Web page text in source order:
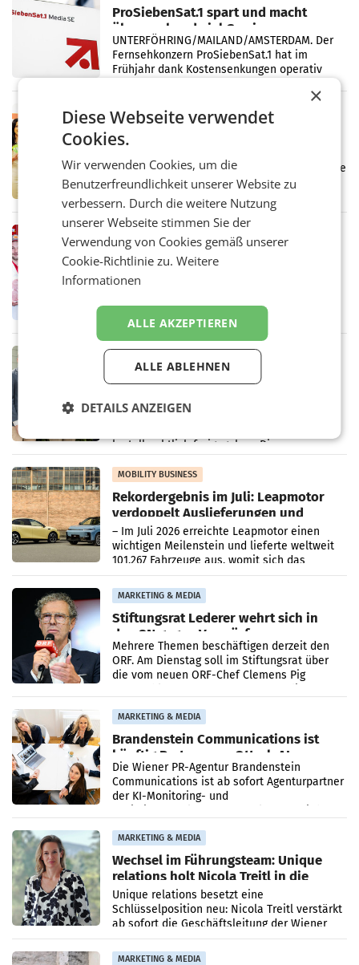
ProSiebenSat.1 spart und macht
überraschend viel Gewinn
UNTERFÖHRING/MAILAND/AMSTERDAM. Der
Fernsehkonzern ProSiebenSat.1 hat im
Frühjahr dank Kostensenkungen operativ
RETAIL
Eine Bühne für Zirkularität: ARA und
Müller informieren am POS über
Kreislauffähigkeit
Über den gesamten August hinweg rücken die
Altstoff Recycling Austria AG (ARA) und der
Handelskonzern Müller die Initiative
„Kreislauf-Helden“ in allen österreichischen
Müller-Filialen
Penny modernisiert zwei Filialen in
Ober- und Niederösterreich
WIENER NEUDORF. – Im Rahmen einer
erneuert Penny zwei Filialen in Nieder- und
Oberösterreich. Die beiden Standorte liegen
in Haag sowie im rund
RETAIL
Alles bereit für den Wechsel: Jürgen
WIENER NEUDORF. – Die geplante
Zusammenarbeit zwischen Adeg und dem
kartellrechtlich freigegeben: Die
Bundeswettbewerbsbehörde und der
Bundeskartellanwalt
MOBILITY BUSINESS
Rekordergebnis im Juli: Leapmotor
verdoppelt Auslieferungen und
überschreitet die 100.000er-Marke
– Im Juli 2026 erreichte Leapmotor einen
wichtigen Meilenstein und lieferte weltweit
101.267 Fahrzeuge aus, womit sich das
Ergebnis gegenüber Juli 2025 mehr als
verdoppelte (+102
MARKETING & MEDIA
Stiftungsrat Lederer wehrt sich in
den SN gegen Vorwürfe
Mehrere Themen beschäftigen derzeit den
ORF. Am Dienstag soll im Stiftungsrat über
die vom neuen ORF-Chef Clemens Pig
MARKETING & MEDIA
Brandenstein Communications ist
künftig Partner von OtterlyAI
Die Wiener PR-Agentur Brandenstein
Communications ist ab sofort Agenturpartner
der KI-Monitoring- und
MARKETING & MEDIA
Wechsel im Führungsteam: Unique
relations holt Nicola Treitl in die
Geschäftsleitung
Unique relations besetzt eine
Schlüsselposition neu: Nicola Treitl verstärkt
ab sofort die Geschäftsleitung der Wiener
PR-Agentur an der Seite von Josef Kalina und
Anna Kalina-Mahr.
MARKETING & MEDIA
×
Diese Webseite verwendet
Cookies.
Wir verwenden Cookies, um die
Benutzerfreundlichkeit unserer Website zu
verbessern. Durch die weitere Nutzung
unserer Webseite stimmen Sie der
Verwendung von Cookies gemäß unserer
Cookie-Richtlinie zu.Weitere
Informationen
ALLE AKZEPTIEREN
ALLE ABLEHNEN
DETAILS ANZEIGEN